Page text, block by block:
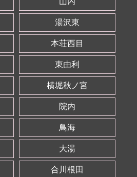
湯沢東
本荘西目
東由利
横堀秋ノ宮
院内
鳥海
大湯
合川根田